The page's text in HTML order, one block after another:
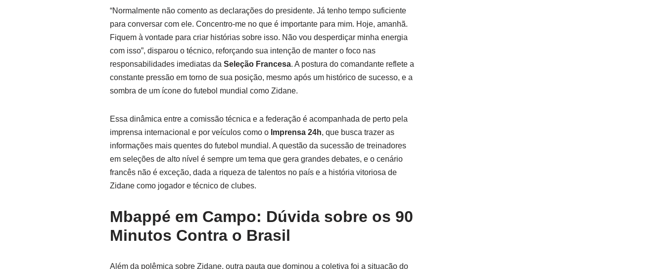
“Normalmente não comento as declarações do presidente. Já tenho tempo suficiente
para conversar com ele. Concentro-me no que é importante para mim. Hoje, amanhã.
Fiquem à vontade para criar histórias sobre isso. Não vou desperdiçar minha energia
com isso”, disparou o técnico, reforçando sua intenção de manter o foco nas
responsabilidades imediatas da Seleção Francesa. A postura do comandante reflete a
constante pressão em torno de sua posição, mesmo após um histórico de sucesso, e a
sombra de um ícone do futebol mundial como Zidane.
Essa dinâmica entre a comissão técnica e a federação é acompanhada de perto pela
imprensa internacional e por veículos como o Imprensa 24h, que busca trazer as
informações mais quentes do futebol mundial. A questão da sucessão de treinadores
em seleções de alto nível é sempre um tema que gera grandes debates, e o cenário
francês não é exceção, dada a riqueza de talentos no país e a história vitoriosa de
Zidane como jogador e técnico de clubes.
Mbappé em Campo: Dúvida sobre os 90
Minutos Contra o Brasil
Além da polêmica sobre Zidane, outra pauta que dominou a coletiva foi a situação do